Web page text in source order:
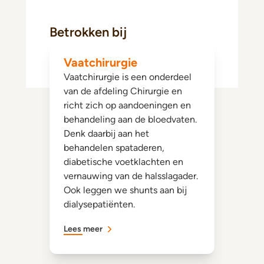
Betrokken bij
Vaatchirurgie
Vaatchirurgie is een onderdeel
van de afdeling Chirurgie en
richt zich op aandoeningen en
behandeling aan de bloedvaten.
Denk daarbij aan het
behandelen spataderen,
diabetische voetklachten en
vernauwing van de halsslagader.
Ook leggen we shunts aan bij
dialysepatiënten.
Lees meer